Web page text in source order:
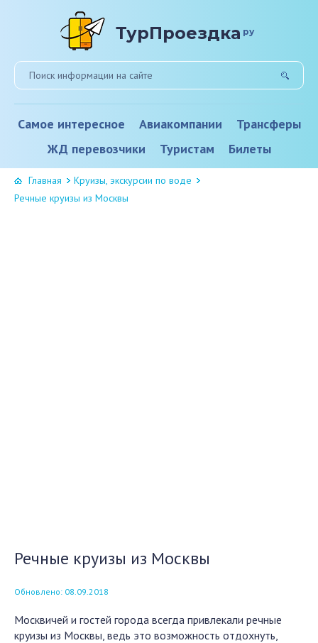
ТурПроездка ру
Самое интересное Авиакомпании
Трансферы
ЖД перевозчики
Туристам Билеты
Главная
Круизы, экскурсии по воде
Речные круизы из Москвы
Речные круизы из Москвы
Обновлено: 08.09.2018
Москвичей и гостей города всегда привлекали речные
круизы из Москвы, ведь это возможность отдохнуть,